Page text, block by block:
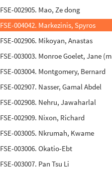
FSE-002905. Mao, Ze dong
FSE-004042. Markezinis, Spyros
FSE-002906. Mikoyan, Anastas
FSE-003003. Monroe Goelet, Jane
FSE-003004. Montgomery, Bernard
FSE-002907. Nasser, Gamal Abdel
FSE-002908. Nehru, Jawaharlal
FSE-002909. Nixon, Richard
FSE-003005. Nkrumah, Kwame
FSE-003006. Okatio-Ebt
FSE-003007. Pan Tsu Li